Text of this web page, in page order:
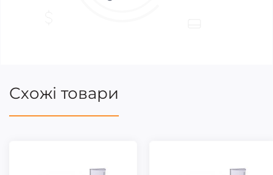
Схожі товари